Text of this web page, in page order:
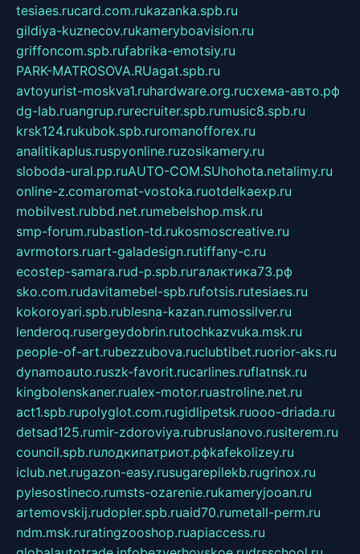
tesiaes.rucard.com.rukazanka.spb.ru
gildiya-kuznecov.rukameryboavision.ru
griffoncom.spb.rufabrika-emotsiy.ru
PARK-MATROSOVA.RUagat.spb.ru
avtoyurist-moskva1.ruhardware.org.ruсхема-авто.рф
dg-lab.ruangrup.rurecruiter.spb.rumusic8.spb.ru
krsk124.rukubok.spb.ruromanofforex.ru
analitikaplus.ruspyonline.ruzosikamery.ru
sloboda-ural.pp.ruAUTO-COM.SUhohota.netalimy.ru
online-z.comaromat-vostoka.ruotdelkaexp.ru
mobilvest.rubbd.net.rumebelshop.msk.ru
smp-forum.rubastion-td.rukosmoscreative.ru
avrmotors.ruart-galadesign.rutiffany-c.ru
ecostep-samara.rud-p.spb.ruгалактика73.рф
sko.com.rudavitamebel-spb.rufotsis.rutesiaes.ru
kokoroyari.spb.rublesna-kazan.rumossilver.ru
lenderoq.rusergeydobrin.rutochkazvuka.msk.ru
people-of-art.rubezzubova.ruclubtibet.ruorior-aks.ru
dynamoauto.ruszk-favorit.rucarlines.ruflatnsk.ru
kingbolenskaner.rualex-motor.ruastroline.net.ru
act1.spb.rupolyglot.com.rugidlipetsk.ruooo-driada.ru
detsad125.rumir-zdoroviya.rubruslanovo.rusiterem.ru
council.spb.ruлодкипатриот.рфkafekolizey.ru
iclub.net.rugazon-easy.rusugarepilekb.rugrinox.ru
pylesostineco.rumsts-ozarenie.rukameryjooan.ru
artemovskij.rudopler.spb.ruaid70.rumetall-perm.ru
ndm.msk.ruratingzooshop.ruapiaccess.ru